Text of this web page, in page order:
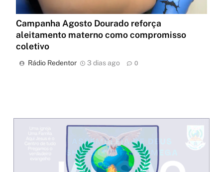
Campanha Agosto Dourado reforça
aleitamento materno como compromisso
coletivo
Rádio Redentor 3 dias ago 0